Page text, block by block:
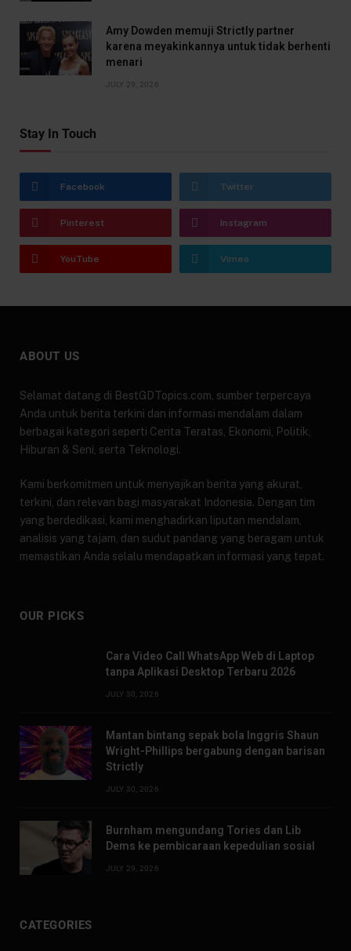
Amy Dowden memuji Strictly partner
karena meyakinkannya untuk tidak berhenti
menari
JULY 29, 2026
Stay In Touch
Facebook Twitter
Pinterest Instagram
YouTube Vimeo
ABOUT US
Selamat datang di BestGDTopics.com, sumber terpercaya
Anda untuk berita terkini dan informasi mendalam dalam
berbagai kategori seperti Cerita Teratas, Ekonomi, Politik,
Hiburan & Seni, serta Teknologi.
Kami berkomitmen untuk menyajikan berita yang akurat,
terkini, dan relevan bagi masyarakat Indonesia. Dengan tim
yang berdedikasi, kami menghadirkan liputan mendalam,
analisis yang tajam, dan sudut pandang yang beragam untuk
memastikan Anda selalu mendapatkan informasi yang tepat.
OUR PICKS
Cara Video Call WhatsApp Web di Laptop
tanpa Aplikasi Desktop Terbaru 2026
JULY 30, 2026
Mantan bintang sepak bola Inggris Shaun
Wright-Phillips bergabung dengan barisan
Strictly
JULY 30, 2026
Burnham mengundang Tories dan Lib
Dems ke pembicaraan kepedulian sosial
JULY 29, 2026
CATEGORIES